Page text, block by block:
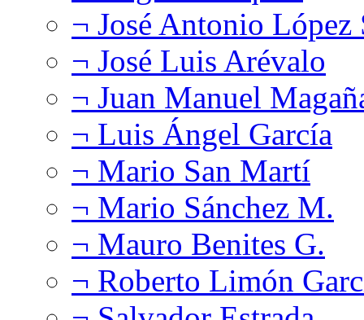
¬ José Antonio López
¬ José Luis Arévalo
¬ Juan Manuel
¬ Luis Ángel García
¬ Mario San Martí
¬ Mario Sánchez M.
¬ Mauro Benites G.
¬ Roberto Limón